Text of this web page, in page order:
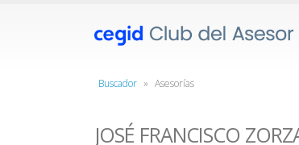
Buscador » Asesorías
JOSÉ FRANCISCO